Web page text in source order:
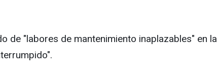
de "labores de mantenimiento inaplazables" en